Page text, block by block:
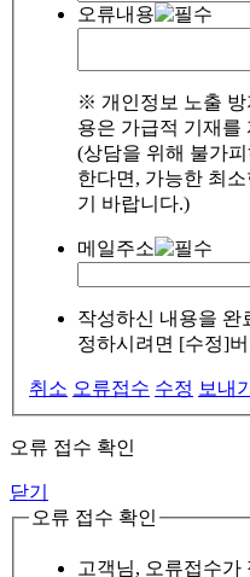
오류내용
※ 개인정보 노출 방
용은 가급적 기재를
(상담을 위해 불가
한다면, 가능한 최
기 바랍니다.)
메일주소
작성하신 내용을 완
정하시려면 [수정]
취소 오류접수 수정 보내기
오류 접수 확인
닫기
오류 접수 확인
고객님, 오류접수가